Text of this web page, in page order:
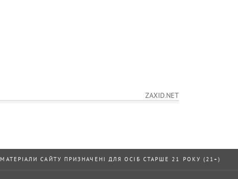
ZAXID.NET
МАТЕРІАЛИ САЙТУ ПРИЗНАЧЕНІ ДЛЯ ОСІБ СТАРШЕ 21 РОКУ (21+)